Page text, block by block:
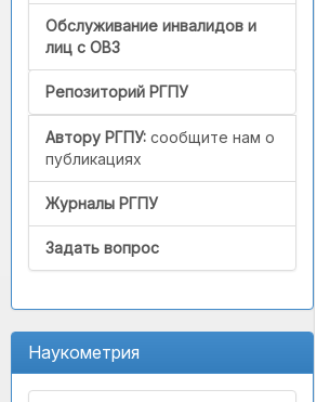
Обслуживание инвалидов и
лиц с ОВЗ
Репозиторий РГПУ
Автору РГПУ: сообщите нам о
публикациях
Журналы РГПУ
Задать вопрос
Наукометрия